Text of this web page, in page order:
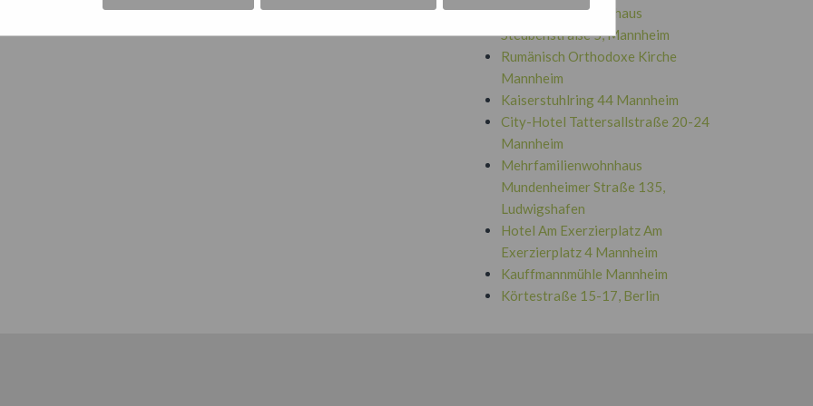
Mehrfamilienwohnhaus
Steubenstraße 5, Mannheim
Rumänisch Orthodoxe Kirche
Mannheim
Kaiserstuhlring 44 Mannheim
City-Hotel Tattersallstraße 20-24
Mannheim
Mehrfamilienwohnhaus
Mundenheimer Straße 135,
Ludwigshafen
Hotel Am Exerzierplatz Am
Exerzierplatz 4 Mannheim
Kauffmannmühle Mannheim
Körtestraße 15-17, Berlin